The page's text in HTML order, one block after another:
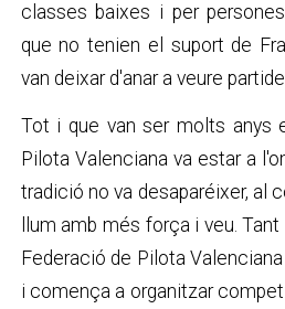
classes baixes i per
que no tenien el suport de
van deixar d'anar a veure
Tot i que van ser molts anys
Pilota Valenciana va estar a
tradició no va desaparéixer, al
llum amb més força i veu.
Federació de Pilota
i comença a organitzar